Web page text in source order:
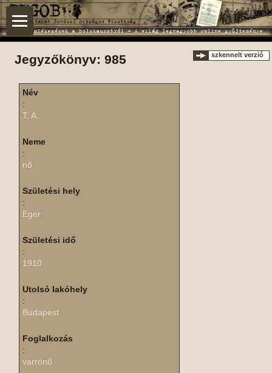
Jegyzőkönyv: 985 szkennelt verzió
Név
:
T. A.
Neme
:
nő
Születési hely
:
Eger
Születési idő
:
1910
Utolsó lakóhely
:
Budapest
Foglalkozás
:
varrónõ